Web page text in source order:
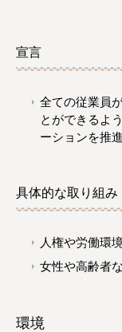
宣言
全ての従業員
とができるよ
ーションを推
具体的な取り組み
人権や労働環
女性や高齢者
環境